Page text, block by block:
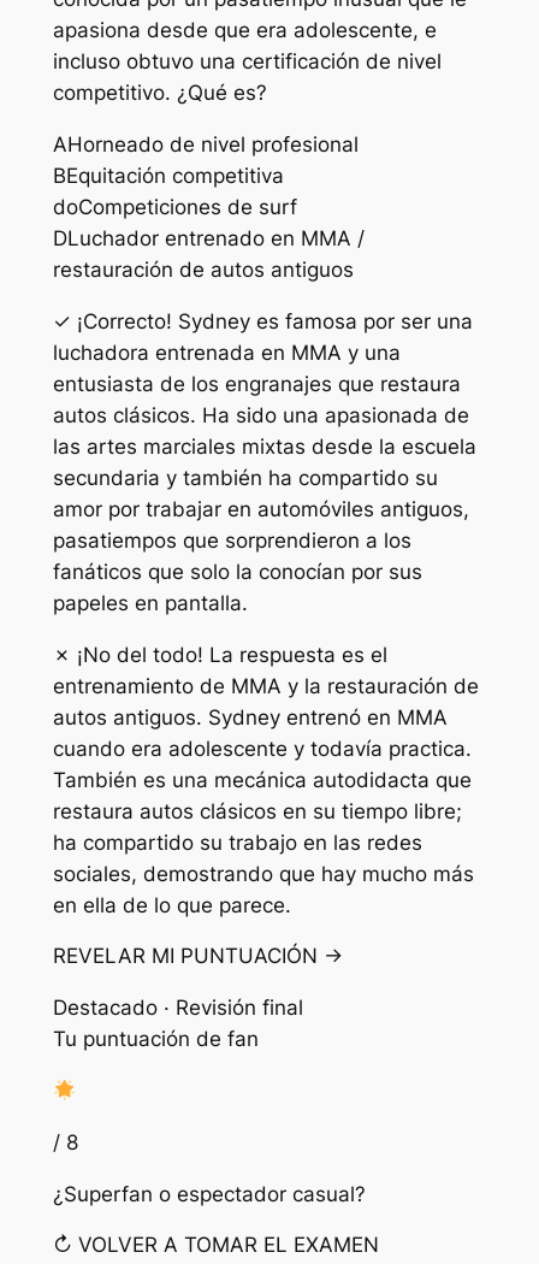
apasiona desde que era adolescente, e
incluso obtuvo una certificación de nivel
competitivo. ¿Qué es?
AHorneado de nivel profesional
BEquitación competitiva
doCompeticiones de surf
DLuchador entrenado en MMA /
restauración de autos antiguos
✓ ¡Correcto! Sydney es famosa por ser una
luchadora entrenada en MMA y una
entusiasta de los engranajes que restaura
autos clásicos. Ha sido una apasionada de
las artes marciales mixtas desde la escuela
secundaria y también ha compartido su
amor por trabajar en automóviles antiguos,
pasatiempos que sorprendieron a los
fanáticos que solo la conocían por sus
papeles en pantalla.
✗ ¡No del todo! La respuesta es el
entrenamiento de MMA y la restauración de
autos antiguos. Sydney entrenó en MMA
cuando era adolescente y todavía practica.
También es una mecánica autodidacta que
restaura autos clásicos en su tiempo libre;
ha compartido su trabajo en las redes
sociales, demostrando que hay mucho más
en ella de lo que parece.
REVELAR MI PUNTUACIÓN →
Destacado · Revisión final
Tu puntuación de fan
/ 8
¿Superfan o espectador casual?
↻ VOLVER A TOMAR EL EXAMEN